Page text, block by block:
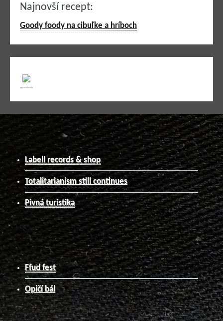
Najnovší recept:
Goody foody na cibuľke a hríboch
Labell records & shop
Totalitarianism still continues
Pivná turistika
Ffud fest
Opičí bál